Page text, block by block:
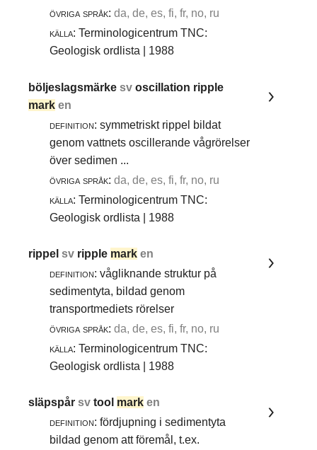
övriga språk: da, de, es, fi, fr, no, ru
källa: Terminologicentrum TNC:
Geologisk ordlista | 1988
böljeslagsmärkesvoscillation ripple
mark en
definition: symmetriskt rippel bildat
genom vattnets oscillerande vågrörelser
över sedimen ...
övriga språk: da, de, es, fi, fr, no, ru
källa: Terminologicentrum TNC:
Geologisk ordlista | 1988
rippelsv ripple mark en
definition: vågliknande struktur på
sedimentyta, bildad genom
transportmediets rörelser
övriga språk: da, de, es, fi, fr, no, ru
källa: Terminologicentrum TNC:
Geologisk ordlista | 1988
släpspårsvtool mark en
definition: fördjupning i sedimentyta
bildad genom att föremål, t.ex.